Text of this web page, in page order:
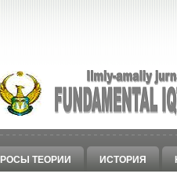
ТЕОРИИ ИСТОРИЯ